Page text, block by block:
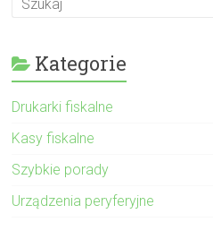
Kategorie
Drukarki fiskalne
Kasy fiskalne
Szybkie porady
Urządzenia peryferyjne